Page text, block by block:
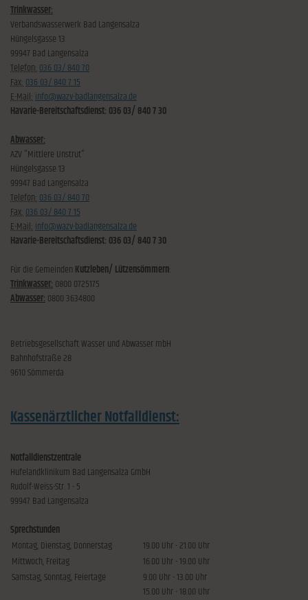
Trinkwasser:
Verbandswasserwerk Bad Langensalza
Hüngelsgasse 13
99947 Bad Langensalza
Telefon:036 03/ 840 70
Fax:036 03/ 840 7 15
E-Mail:info@wazv-badlangensalza.de
Havarie-Bereitschaftsdienst: 036 03/ 840 7 30
Abwasser:
AZV "Mittlere Unstrut"
Hüngelsgasse 13
99947 Bad Langensalza
Telefon:036 03/ 840 70
Fax:036 03/ 840 7 15
E-Mail:info@wazv-badlangensalza.de
Havarie-Bereitschaftsdienst: 036 03/ 840 7 30
Für die Gemeinden Kutzleben/ Lützensömmern
Trinkwasser:0800 0725175
Abwasser:0800 3634800
Betriebsgesellschaft Wasser und Abwasser mbH
Bahnhofstraße 28
9610 Sömmerda
Kassenärztlicher Notfalldienst:
Notfalldienstzentrale
Hufelandklinikum Bad Langensalza GmbH
Rudolf-Weiss-Str. 1 - 5
99947 Bad Langensalza
Sprechstunden
Montag, Dienstag, Donnerstag
19.00 Uhr - 21.00 Uhr
Mittwoch, Freitag
16.00 Uhr - 19.00 Uhr
Samstag, Sonntag, Feiertage
9.00 Uhr - 13.00 Uhr
15.00 Uhr - 18.00 Uhr